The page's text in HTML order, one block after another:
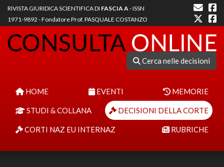
RIVISTA GIURIDICA SCIENTIFICA DI FASCIA A- ISSN
1971-9892 - Fondatore Prof. PASQUALE COSTANZO
Cerca nelle decisioni
HOME EVENTI MEMORIE
STUDI & COLLANA DECISIONI DELLA CORTE
CORTI NAZ EU INTERNAZ RUBRICHE